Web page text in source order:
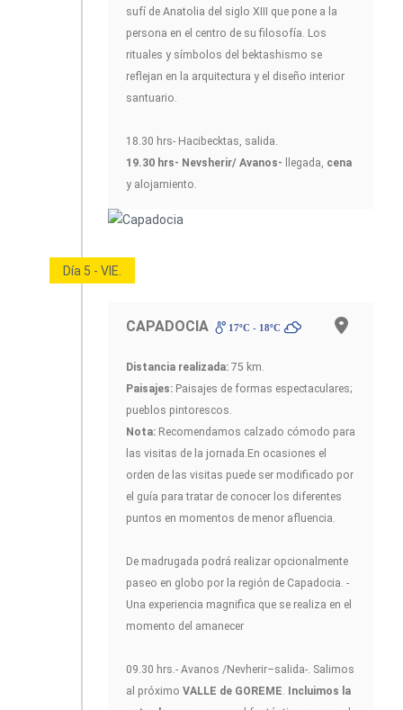
sufí de Anatolia del siglo XIII que pone a la
persona en el centro de su filosofía. Los
rituales y símbolos del bektashismo se
reflejan en la arquitectura y el diseño interior
santuario.
18.30 hrs- Hacibecktas, salida.
19.30 hrs- Nevsherir/ Avanos- llegada, cena
y alojamiento.
Día 5 - VIE.
CAPADOCIA 17ºC - 18ºC
Distancia realizada: 75 km.
Paisajes: Paisajes de formas espectaculares;
pueblos pintorescos.
Nota: Recomendamos calzado cómodo para
las visitas de la jornada.En ocasiones el
orden de las visitas puede ser modificado por
el guía para tratar de conocer los diferentes
puntos en momentos de menor afluencia.
De madrugada podrá realizar opcionalmente
paseo en globo por la región de Capadocia. -
Una experiencia magnifica que se realiza en el
momento del amanecer
09.30 hrs.- Avanos /Nevherir–salida-. Salimos
al próximo VALLE de GOREME Incluimos la